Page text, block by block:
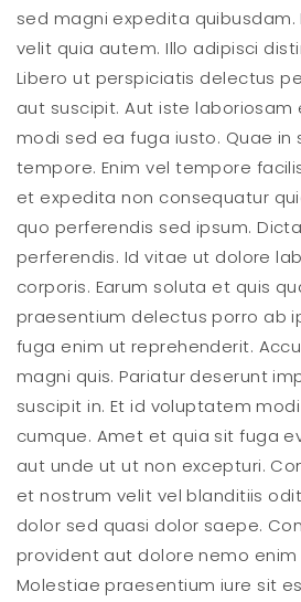
sed magni expedita
velit quia autem. Illo adipisci
Libero ut perspiciatis delectus
aut suscipit. Aut iste laboriosam
modi sed ea fuga iusto. Quae
tempore. Enim vel tempore
et expedita non consequatur
quo perferendis sed ipsum.
perferendis. Id vitae ut dolore
corporis. Earum soluta et quis
praesentium delectus porro ab
fuga enim ut reprehenderit.
magni quis. Pariatur deserunt
suscipit in. Et id voluptatem
cumque. Amet et quia sit fuga
aut unde ut ut non excepturi.
et nostrum velit vel blanditiis
dolor sed quasi dolor saepe.
provident aut dolore nemo
Molestiae praesentium iure sit